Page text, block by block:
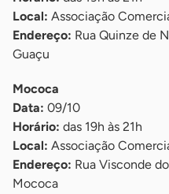
Local: Associação
Endereço: Rua Quinze de
Guaçu
Mococa
Data: 09/10
Horário: das 19h às 21h
Local: Associação
Endereço: Rua Visconde
Mococa